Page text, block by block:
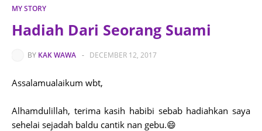
MY STORY
Hadiah Dari Seorang Suami
BY KAK WAWA - DECEMBER 12, 2017
Assalamualaikum wbt,
Alhamdulillah, terima kasih habibi sebab hadiahkan saya
sehelai sejadah baldu cantik nan gebu.😄